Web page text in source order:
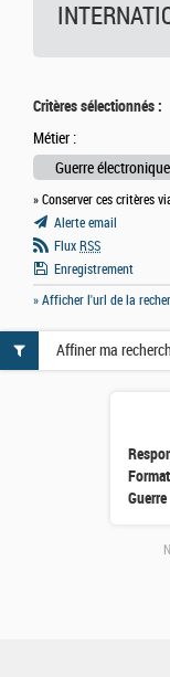
Critères sélectionnés :
Métier :
Guerre électronique
» Conserver ces critères
Alerte email
Flux RSS
Enregistrement
» Afficher l'url de la
Guerre
Affiner ma